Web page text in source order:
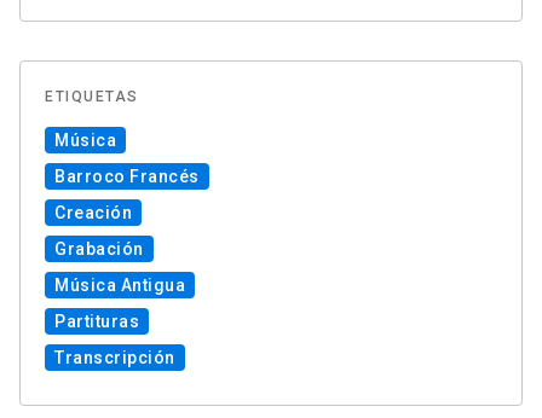
ETIQUETAS
Música
Barroco Francés
Creación
Grabación
Música Antigua
Partituras
Transcripción